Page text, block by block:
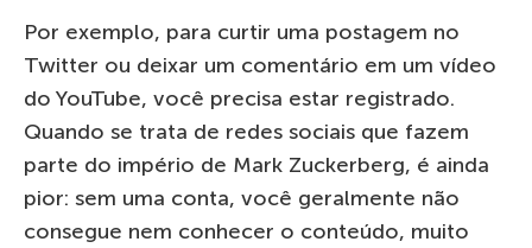
Por exemplo, para curtir uma postagem no
Twitter ou deixar um comentário em um vídeo
do YouTube, você precisa estar registrado.
Quando se trata de redes sociais que fazem
parte do império de Mark Zuckerberg, é ainda
pior: sem uma conta, você geralmente não
consegue nem conhecer o conteúdo, muito